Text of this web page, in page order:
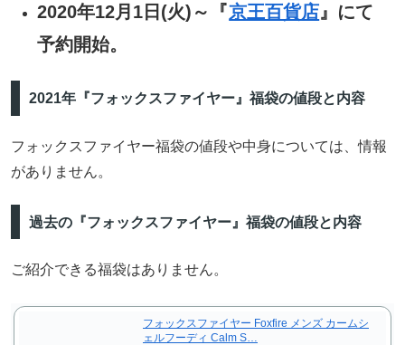
2020年12月1日(火)～『京王百貨店』にて
予約開始。
2021年『フォックスファイヤー』福袋の値段と内容
フォックスファイヤー福袋の値段や中身については、情報
がありません。
過去の『フォックスファイヤー』福袋の値段と内容
ご紹介できる福袋はありません。
フォックスファイヤー Foxfire メンズ カームシ
ェルフーディ Calm S…